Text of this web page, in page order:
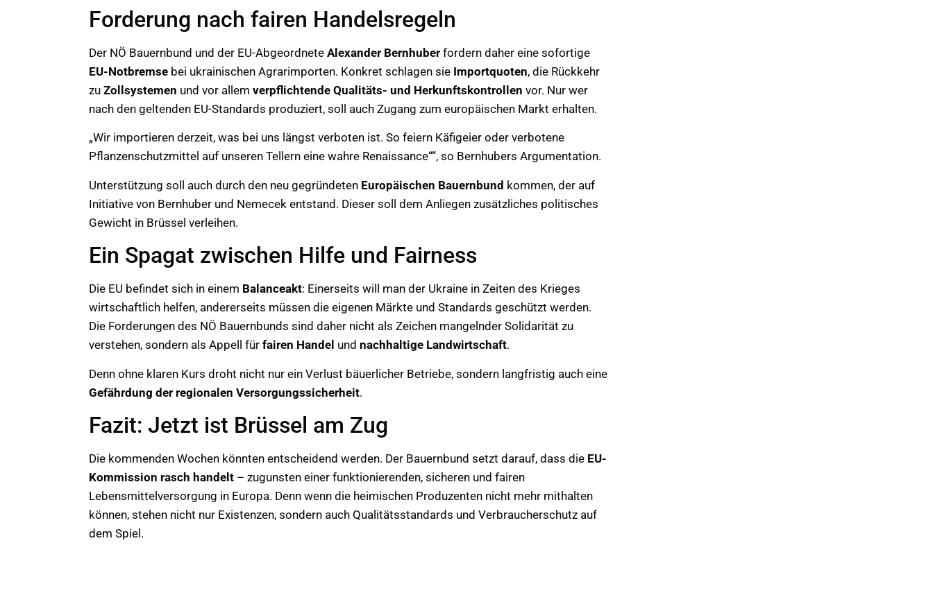
Forderung nach fairen Handelsregeln
Der NÖ Bauernbund und der EU-Abgeordnete Alexander Bernhuber fordern daher eine sofortige
EU-Notbremse bei ukrainischen Agrarimporten. Konkret schlagen sie Importquoten, die Rückkehr
zu Zollsystemen und vor allem verpflichtende Qualitäts- und Herkunftskontrollen vor. Nur wer
nach den geltenden EU-Standards produziert, soll auch Zugang zum europäischen Markt erhalten.
„Wir importieren derzeit, was bei uns längst verboten ist. So feiern Käfigeier oder verbotene
Pflanzenschutzmittel auf unseren Tellern eine wahre Renaissance““, so Bernhubers Argumentation.
Unterstützung soll auch durch den neu gegründeten Europäischen Bauernbund kommen, der auf
Initiative von Bernhuber und Nemecek entstand. Dieser soll dem Anliegen zusätzliches politisches
Gewicht in Brüssel verleihen.
Ein Spagat zwischen Hilfe und Fairness
Die EU befindet sich in einem Balanceakt: Einerseits will man der Ukraine in Zeiten des Krieges
wirtschaftlich helfen, andererseits müssen die eigenen Märkte und Standards geschützt werden.
Die Forderungen des NÖ Bauernbunds sind daher nicht als Zeichen mangelnder Solidarität zu
verstehen, sondern als Appell für fairen Handel und nachhaltige Landwirtschaft.
Denn ohne klaren Kurs droht nicht nur ein Verlust bäuerlicher Betriebe, sondern langfristig auch eine
Gefährdung der regionalen Versorgungssicherheit.
Fazit: Jetzt ist Brüssel am Zug
Die kommenden Wochen könnten entscheidend werden. Der Bauernbund setzt darauf, dass die EU-
Kommission rasch handelt – zugunsten einer funktionierenden, sicheren und fairen
Lebensmittelversorgung in Europa. Denn wenn die heimischen Produzenten nicht mehr mithalten
können, stehen nicht nur Existenzen, sondern auch Qualitätsstandards und Verbraucherschutz auf
dem Spiel.